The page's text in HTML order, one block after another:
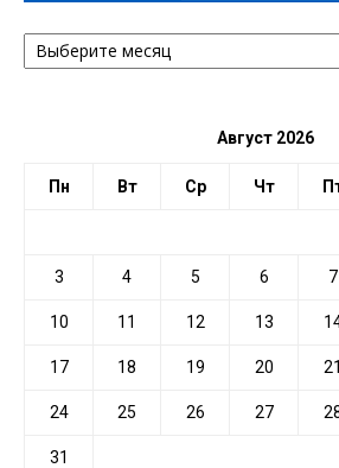
АРХИВ
ПО
Август 2026
Пн Вт Ср Чт
3 4 5 6 7
10 11 12 13
17 18 19 20 21
24 25 26 27
31